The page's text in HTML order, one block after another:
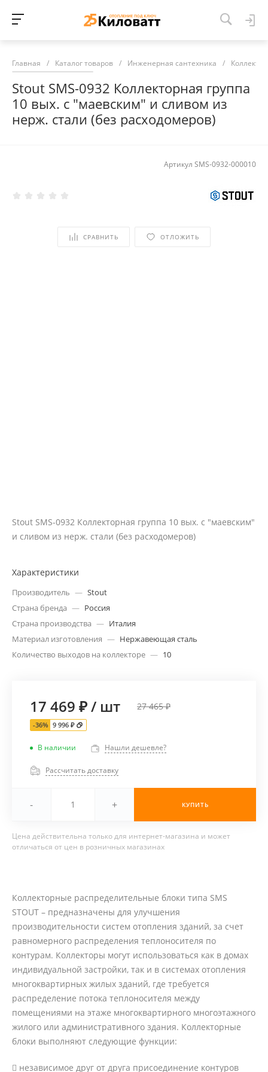
Главная / Каталог товаров / Инженерная сантехника /
Stout SMS-0932 Коллекторная группа
10 вых. с "маевским" и сливом из
нерж. стали (без расходомеров)
Артикул SMS-0932-000010
СРАВНИТЬ ОТЛОЖИТЬ
Stout SMS-0932 Коллекторная группа 10 вых. с "маевским"
и сливом из нерж. стали (без расходомеров)
Характеристики
Производитель — Stout
Страна бренда — Россия
Страна производства — Италия
Материал изготовления — Нержавеющая сталь
Количество выходов на коллекторе — 10
17 469 ₽/ шт 27 465 ₽
-36% 9 996 ₽
В наличии Нашли дешевле?
Рассчитать доставку
- + КУПИТЬ
Цена действительна только для интернет-магазина и может
отличаться от цен в розничных магазинах
Коллекторные распределительные блоки типа SMS
STOUT – предназначены для улучшения
производительности систем отопления зданий, за счет
равномерного распределения теплоносителя по
контурам. Коллекторы могут использоваться как в домах
индивидуальной застройки, так и в системах отопления
многоквартирных жилых зданий, где требуется
распределение потока теплоносителя между
помещениями на этаже многоквартирного многоэтажного
жилого или административного здания. Коллекторные
блоки выполняют следующие функции:
 независимое друг от друга присоединение контуров